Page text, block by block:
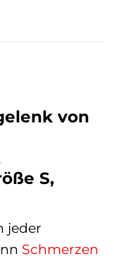
von
S,
jeder
Schmerzen